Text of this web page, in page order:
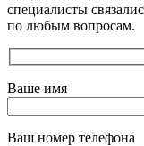
специалисты
по любым вопросам.
Ваше имя
Ваш номер телефона